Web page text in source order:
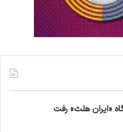
«ایران هلث» رفت